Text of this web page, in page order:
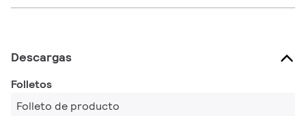
Descargas
Folletos
Folleto de producto